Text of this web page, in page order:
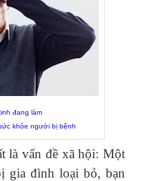
đang làm
khỏe người bị bệnh
là vấn đề xã hội: Một
gia đình loại bỏ, bạn